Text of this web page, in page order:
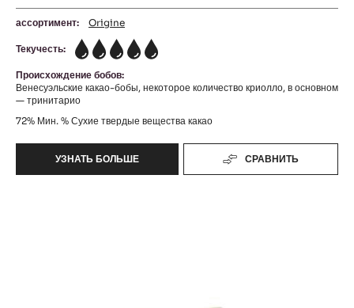
ассортимент: Origine
Текучесть:
5
Происхождение бобов:
Венесуэльские какао-бобы, некоторое количество криолло, в основном
— тринитарио
72% Мин. % Сухие твердые вещества какао
УЗНАТЬ БОЛЬШЕ
-
СРАВНИТЬ